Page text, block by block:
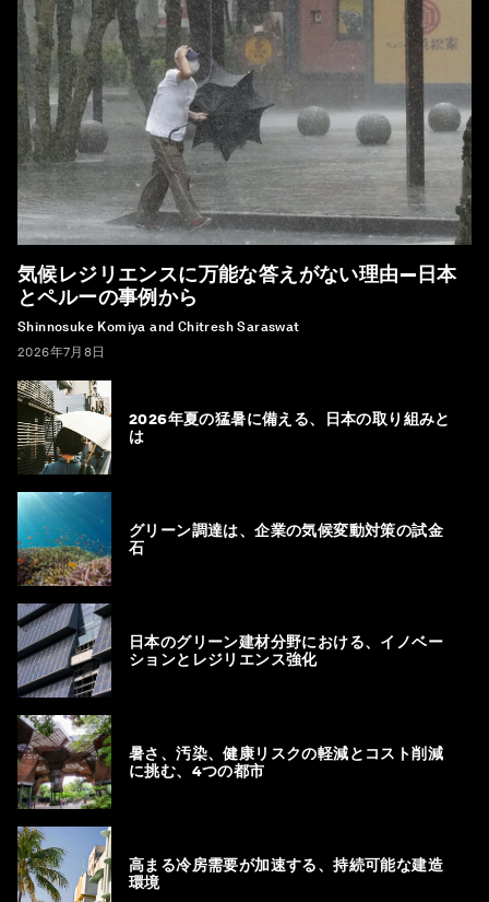
気候レジリエンスに万能な答えがない理由―日本
とペルーの事例から
Shinnosuke Komiya and Chitresh Saraswat
2026年7月8日
2026年夏の猛暑に備える、日本の取り組みと
は
グリーン調達は、企業の気候変動対策の試金
石
日本のグリーン建材分野における、イノベー
ションとレジリエンス強化
暑さ、汚染、健康リスクの軽減とコスト削減
に挑む、4つの都市
高まる冷房需要が加速する、持続可能な建造
環境